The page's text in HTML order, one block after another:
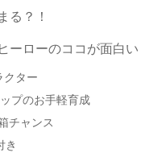
る？！
ーローのココが面白い
クター
プのお手軽育成
チャンス
き